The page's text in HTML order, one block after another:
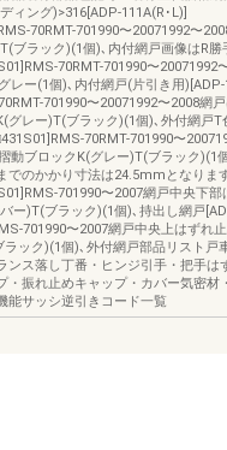
ィング)>316[ADP-111A(R･L)]
70RMT-701990〜20071992〜
ブラック)(1個)､内付網戸画像はR勝
70RMT-701990〜20071992
レー(1個)､内付網戸(片引き用)[ADP-
701990〜20071992〜2008網
グレー)T(ブラック)(1個)､外付網戸T
70RMT-701990〜
動ブロックK(グレー)T(ブラック)(1
でのかかり寸法は24.5mmとなりま
701990〜2007網戸中央下部
ー)T(ブラック)(1個)､持出し網戸
701990〜2007網戸中央上はずれ
ック)(1個)､外付網戸部品リスト戸
ンス落し丁番・ヒンジ引手・把手は
・振れ止めキャップ・カバー気密材
能サッシ逆引きコード一覧